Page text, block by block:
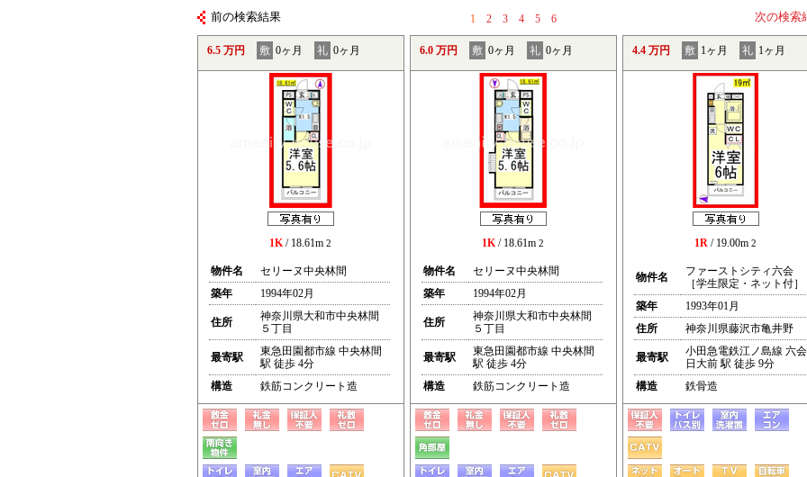
前の検索結果 1 2 3 4 5 6 次の検索
6.5 万円 敷 0ヶ月 礼 0ヶ月
1K/ 18.61m 2
物件名
セリーヌ中央林間
築年
1994年02月
住所
神奈川県大和市中央林間
５丁目
最寄駅
東急田園都市線 中央林間
駅 徒歩 4分
構造
鉄筋コンクリート造
6.0 万円 敷 0ヶ月 礼 0ヶ月
1K/ 18.61m 2
物件名
セリーヌ中央林間
築年
1994年02月
住所
神奈川県大和市中央林間
５丁目
最寄駅
東急田園都市線 中央林間
駅 徒歩 4分
構造
鉄筋コンクリート造
4.4 万円 敷 1ヶ月 礼 1ヶ月
1R / 19.00m 2
物件名
ファーストシティ六会
［学生限定・ネット付］
築年
1993年01月
住所
神奈川県藤沢市亀井野
最寄駅
小田急電鉄江ノ島線 六会
日大前 駅 徒歩 9分
構造
鉄骨造